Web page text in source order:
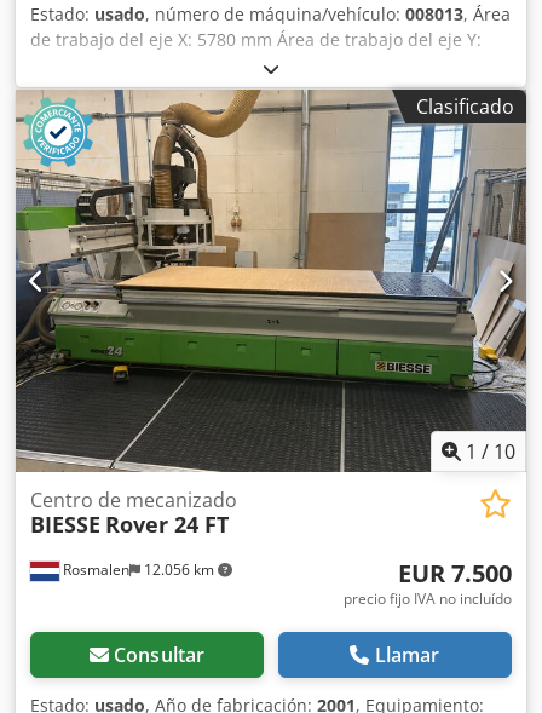
Estado: usado, número de máquina/vehículo: 008013, Área
de trabajo del eje X: 5780 mm Área de trabajo del eje Y:
1650 mm Plano de trabajo: Con soportes de consola de
vacío Dedpjwuz Ekefx Ab Ejck Potencia del husillo
principal: 13,2 kW Número de ejes controlados: 4 ejes
Altura máxima del filo: 60 mm Número de husillos de
taladrado: 16 Número de posiciones de herramienta: 16
Clasificado
1 / 10
Rosmalen 12.056 km
Centro de mecanizado
BIESSE Rover 24 FT
EUR 7.500
precio fijo IVA no incluído
Consultar Llamar
Estado: usado, Año de fabricación: 2001, Equipamiento: